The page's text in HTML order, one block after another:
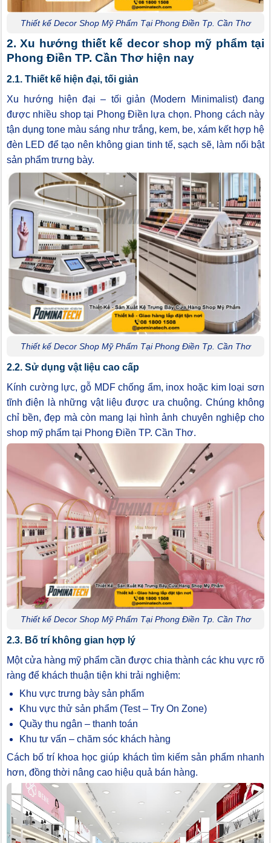
Thiết kế Decor Shop Mỹ Phẩm Tại Phong Điền Tp. Cần Thơ
2. Xu hướng thiết kế decor shop mỹ phẩm tại
Phong Điền TP. Cần Thơ hiện nay
2.1. Thiết kế hiện đại, tối giản
Xu hướng hiện đại – tối giản (Modern Minimalist) đang
được nhiều shop tại Phong Điền lựa chọn. Phong cách này
tận dụng tone màu sáng như trắng, kem, be, xám kết hợp hệ
đèn LED để tạo nên không gian tinh tế, sạch sẽ, làm nổi bật
sản phẩm trưng bày.
Thiết kế Decor Shop Mỹ Phẩm Tại Phong Điền Tp. Cần Thơ
2.2. Sử dụng vật liệu cao cấp
Kính cường lực, gỗ MDF chống ẩm, inox hoặc kim loại sơn
tĩnh điện là những vật liệu được ưa chuộng. Chúng không
chỉ bền, đẹp mà còn mang lại hình ảnh chuyên nghiệp cho
shop mỹ phẩm tại Phong Điền TP. Cần Thơ.
Thiết kế Decor Shop Mỹ Phẩm Tại Phong Điền Tp. Cần Thơ
2.3. Bố trí không gian hợp lý
Một cửa hàng mỹ phẩm cần được chia thành các khu vực rõ
ràng để khách thuận tiện khi trải nghiệm:
Khu vực trưng bày sản phẩm
Khu vực thử sản phẩm (Test – Try On Zone)
Quầy thu ngân – thanh toán
Khu tư vấn – chăm sóc khách hàng
Cách bố trí khoa học giúp khách tìm kiếm sản phẩm nhanh
hơn, đồng thời nâng cao hiệu quả bán hàng.